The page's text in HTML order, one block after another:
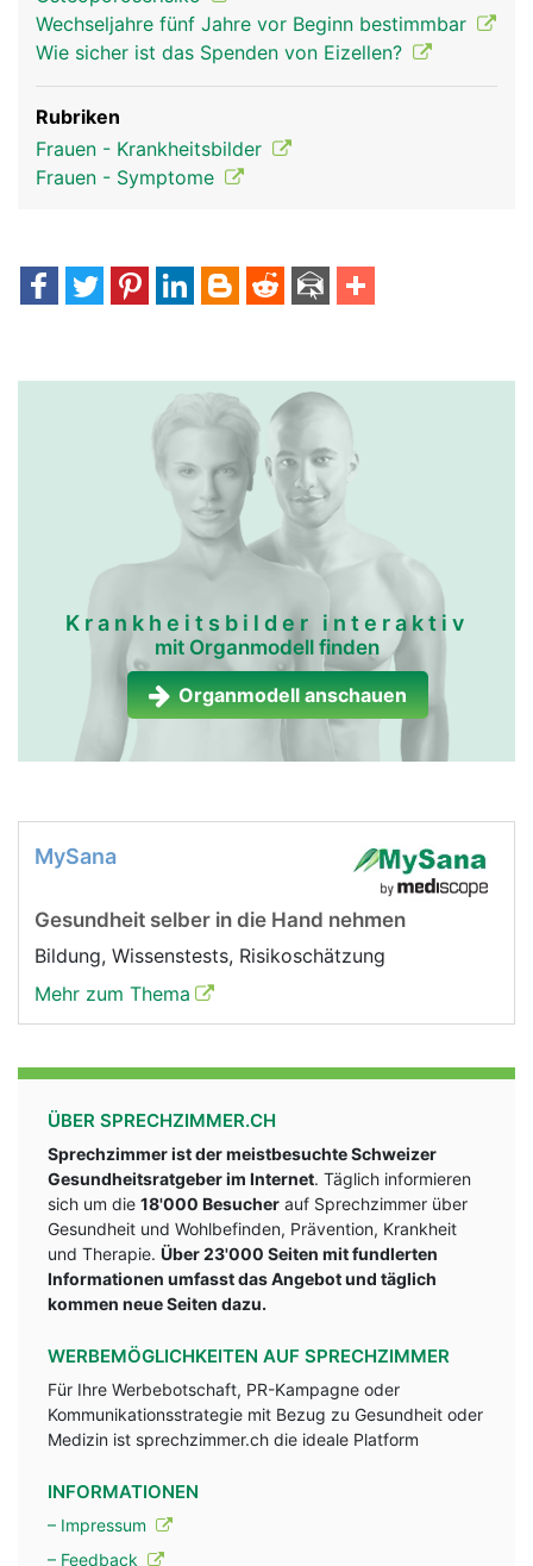
Wechseljahre fünf Jahre vor Beginn bestimmbar
Wie sicher ist das Spenden von Eizellen?
Rubriken
Frauen - Krankheitsbilder
Frauen - Symptome
Krankheitsbilder interaktiv
mit Organmodell finden
Organmodell anschauen
MySana
Gesundheit selber in die Hand nehmen
Bildung, Wissenstests, Risikoschätzung
Mehr zum Thema
ÜBER SPRECHZIMMER.CH
Sprechzimmer ist der meistbesuchte Schweizer
Gesundheitsratgeber im Internet. Täglich informieren
sich um die 18'000 Besucher auf Sprechzimmer über
Gesundheit und Wohlbefinden, Prävention, Krankheit
und Therapie. Über 23'000 Seiten mit fundlerten
Informationen umfasst das Angebot und täglich
kommen neue Seiten dazu.
WERBEMÖGLICHKEITEN AUF SPRECHZIMMER
Für Ihre Werbebotschaft, PR-Kampagne oder
Kommunikationsstrategie mit Bezug zu Gesundheit oder
Medizin ist sprechzimmer.ch die ideale Platform
INFORMATIONEN
– Impressum
– Feedback